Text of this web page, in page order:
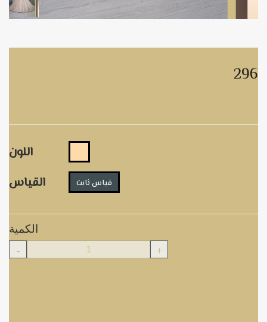
296
اللون
القياس
قياس ثابت
الكمية
- +